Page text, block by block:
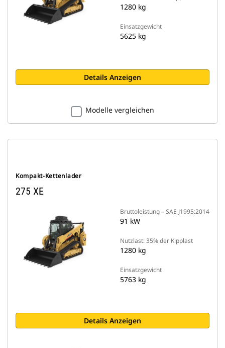
1280 kg
Einsatzgewicht
5625 kg
Details Anzeigen
Modelle vergleichen
Kompakt-Kettenlader
275 XE
Bruttoleistung – SAE J1995:2014
91 kW
Nutzlast: 35% der Kipplast
1280 kg
Einsatzgewicht
5763 kg
Details Anzeigen